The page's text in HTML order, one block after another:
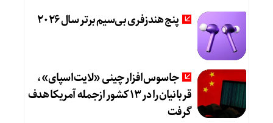
پنج هندزفری بی‌سیم برتر سال ۲۰۲۶
جاسوس‌افزار چینی «لایت‌اسپای»،
قربانیان را در ۱۳ کشور ازجمله آمریکا هدف
گرفت